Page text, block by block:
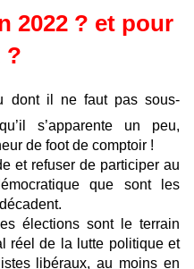
2022 ? et pour
?
dont il ne faut pas sous-
s’apparente un peu,
de foot de comptoir !
et refuser de participer au
que sont les
élections sont le terrain
réel de la lutte politique et
libéraux, au moins en